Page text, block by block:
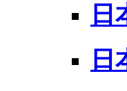
日
日